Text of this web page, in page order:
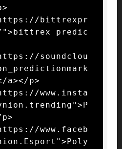
bittrexpr
">bittrex predic
soundclou
a></p>
www.insta
www.faceb